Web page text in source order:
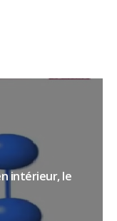
intérieur, le